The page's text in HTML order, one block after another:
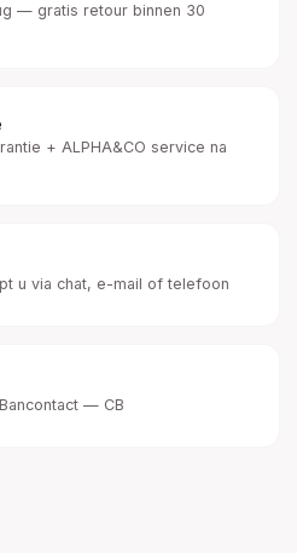
— gratis retour binnen 30
+ ALPHA&CO service na
u via chat, e-mail of telefoon
— CB